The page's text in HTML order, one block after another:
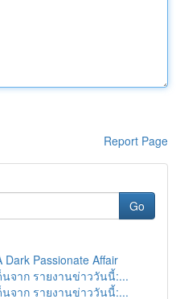
Report Page
Go
Dark Passionate Affair
จาก รายงานข่าววันนี้:...
จาก รายงานข่าววันนี้:...